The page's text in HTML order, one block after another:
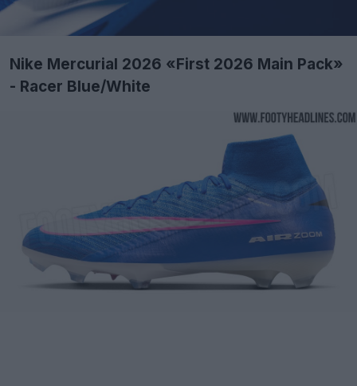
Nike Mercurial 2026 «First 2026 Main Pack»
- Racer Blue/White